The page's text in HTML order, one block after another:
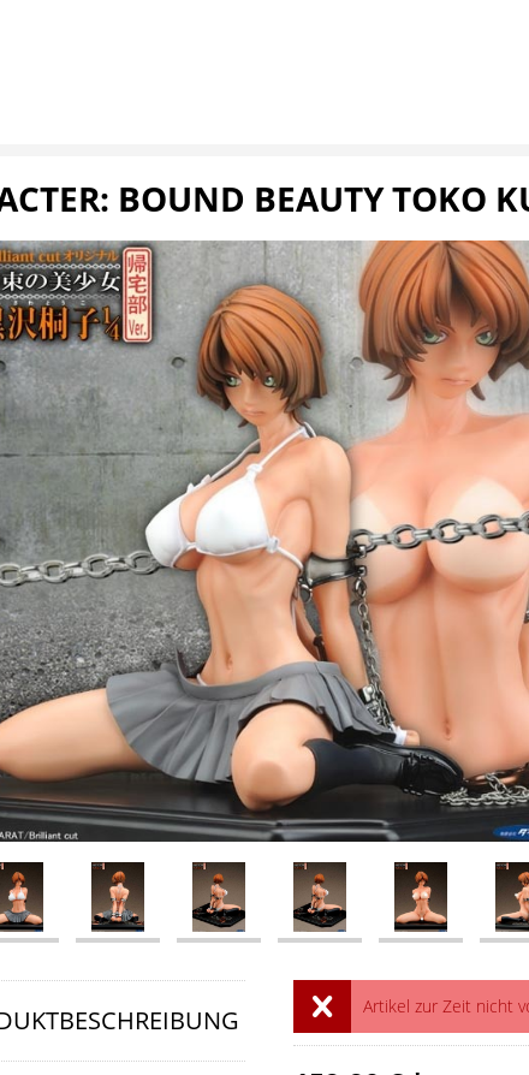
BOUND BEAUTY TOKO
Artikel zur Zeit nicht